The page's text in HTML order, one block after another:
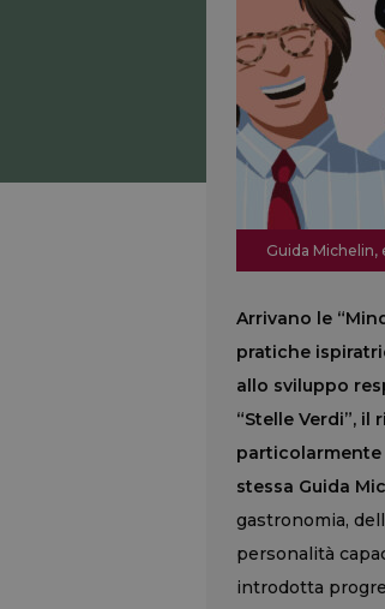
Guida Michelin,
Arrivano le
pratiche
allo sviluppo
“Stelle Verdi”,
particolarmente
stessa Guida
gastronomia,
personalità
introdotta